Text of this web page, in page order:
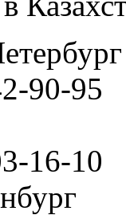
90-95
16-10